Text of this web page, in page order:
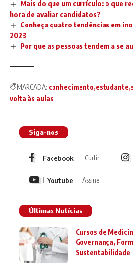
Mais do que um currículo: o que
hora de avaliar candidatos?
Conheça quatro tendências em
2023
Por que as pessoas tendem a se
MARCADA: conhecimento estudante
volta às aulas
Siga-nos
Facebook Curtir
Youtube Assine
Últimas Notícias
Cursos de
Governança,
Sustentabilidade